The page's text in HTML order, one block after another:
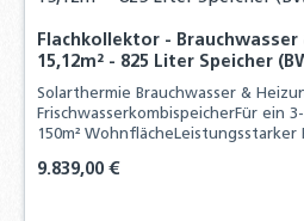
Flachkollektor - Brauchwasser
15,12m² - 825 Liter Speicher
Solarthermie Brauchwasser &
FrischwasserkombispeicherFür ein
150m² WohnflächeLeistungsstarker
Regulärer Preis:
9.839,00 €